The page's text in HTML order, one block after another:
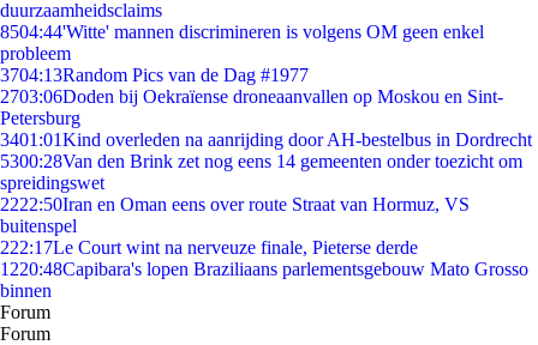
duurzaamheidsclaims
8504:44'Witte' mannen discrimineren is volgens OM geen enkel
probleem
3704:13Random Pics van de Dag #1977
2703:06Doden bij Oekraïense droneaanvallen op Moskou en Sint-
Petersburg
3401:01Kind overleden na aanrijding door AH-bestelbus in Dordrecht
5300:28Van den Brink zet nog eens 14 gemeenten onder toezicht om
spreidingswet
2222:50Iran en Oman eens over route Straat van Hormuz, VS
buitenspel
222:17Le Court wint na nerveuze finale, Pieterse derde
1220:48Capibara's lopen Braziliaans parlementsgebouw Mato Grosso
binnen
Forum
Forum